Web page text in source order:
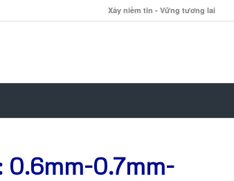
Xây niềm tin - Vững tương lai
0.7mm-